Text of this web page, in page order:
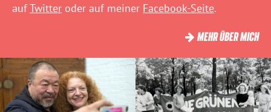
aufTwitter oder auf meiner Facebook-Seite.
MEHR ÜBER MICH